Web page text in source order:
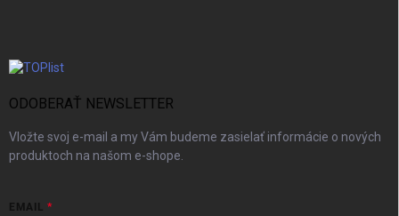
ODOBERAŤ NEWSLETTER
Vložte svoj e-mail a my Vám budeme zasielať informácie o nových
produktoch na našom e-shope.
EMAIL